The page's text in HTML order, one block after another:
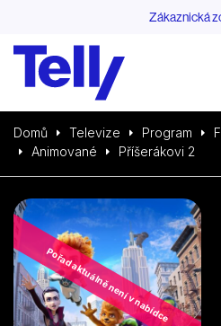
Zákaznická
Domů Televize Program
Animované
Příšerákovi 2
Pořad aktuálně není v nabídce